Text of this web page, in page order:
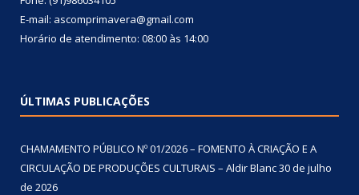
E-mail: ascomprimavera@gmail.com
Horário de atendimento: 08:00 às 14:00
ÚLTIMAS PUBLICAÇÕES
CHAMAMENTO PÚBLICO Nº 01/2026 – FOMENTO À CRIAÇÃO E A
CIRCULAÇÃO DE PRODUÇÕES CULTURAIS – Aldir Blanc30 de julho
de 2026